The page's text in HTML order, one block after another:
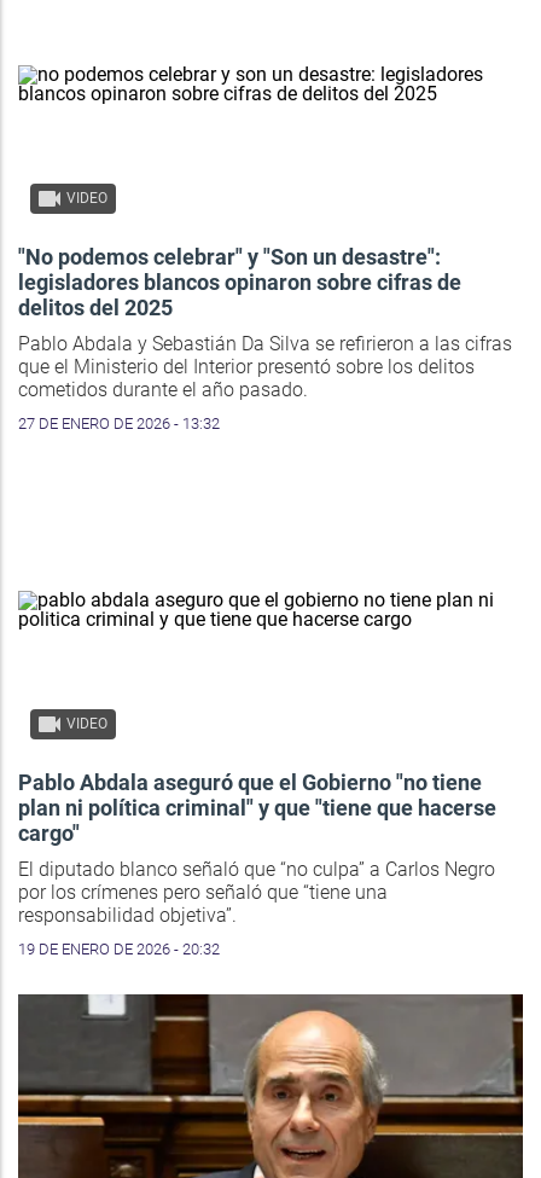
VIDEO
"No podemos celebrar" y "Son un desastre":
legisladores blancos opinaron sobre cifras de
delitos del 2025
Pablo Abdala y Sebastián Da Silva se refirieron a las cifras
que el Ministerio del Interior presentó sobre los delitos
cometidos durante el año pasado.
27 DE ENERO DE 2026 - 13:32
VIDEO
Pablo Abdala aseguró que el Gobierno "no tiene
plan ni política criminal" y que "tiene que hacerse
cargo"
El diputado blanco señaló que “no culpa” a Carlos Negro
por los crímenes pero señaló que “tiene una
responsabilidad objetiva”.
19 DE ENERO DE 2026 - 20:32